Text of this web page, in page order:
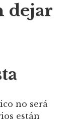
dejar
no será
están